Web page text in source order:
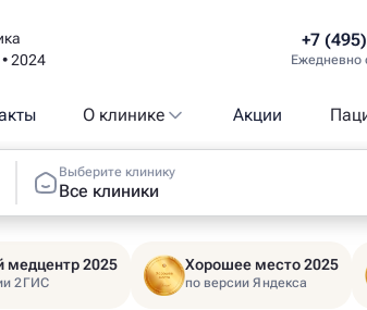
2024
+7
Ежедневно
О клинике Акции
Выберите клинику
Все клиники
медцентр 2025
2ГИС
Хорошее место 2025
по версии Яндекса